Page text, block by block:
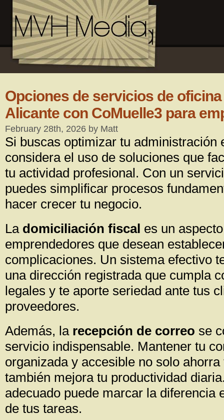
Opciones de servicios de
Alicante con CoMuelle3 para
February 28th, 2026 by Matt
Si buscas optimizar tu administración
considera el uso de soluciones que
tu actividad profesional. Con un
puedes simplificar procesos
hacer crecer tu negocio.
La domiciliación fiscal es un
emprendedores que desean
complicaciones. Un sistema efectivo
una dirección registrada que cumpla
legales y te aporte seriedad ante tus
proveedores.
Además, la recepción de correo se
servicio indispensable. Mantener tu
organizada y accesible no solo
también mejora tu productividad
adecuado puede marcar la diferencia
de tus tareas.